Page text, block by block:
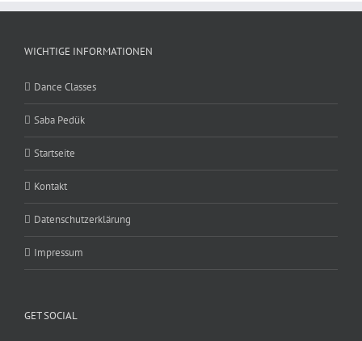
WICHTIGE INFORMATIONEN
Dance Classes
Saba Pedük
Startseite
Kontakt
Datenschutzerklärung
Impressum
GET SOCIAL